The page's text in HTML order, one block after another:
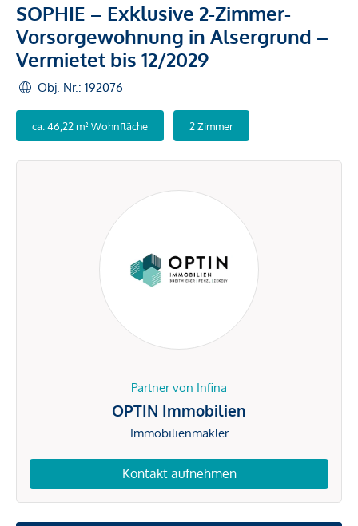
SOPHIE – Exklusive 2-Zimmer-
Vorsorgewohnung in Alsergrund –
Vermietet bis 12/2029
Obj. Nr.: 192076
ca. 46,22 m² Wohnfläche 2 Zimmer
Partner von Infina
OPTIN Immobilien
Immobilienmakler
Kontakt aufnehmen